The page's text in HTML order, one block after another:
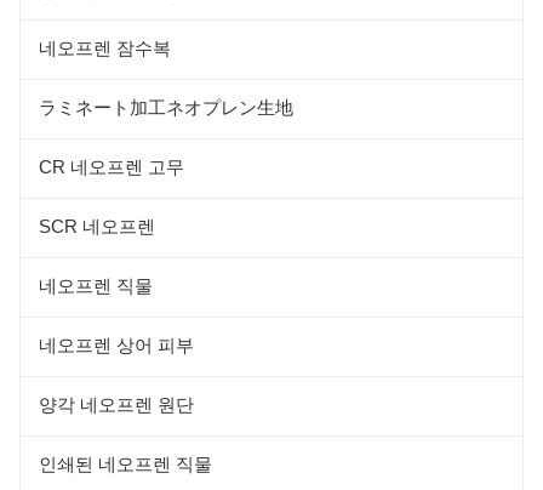
네오프렌 잠수복
ラミネート加工ネオプレン生地
CR 네오프렌 고무
SCR 네오프렌
네오프렌 직물
네오프렌 상어 피부
양각 네오프렌 원단
인쇄된 네오프렌 직물